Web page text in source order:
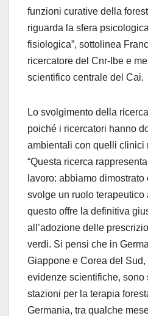
funzioni curative della
riguarda la sfera
fisiologica”, sottolinea
ricercatore del Cnr-Ibe e
scientifico centrale del Cai.
Lo svolgimento della
poiché i ricercatori hanno
ambientali con quelli clinici
“Questa ricerca
lavoro: abbiamo dimostrato
svolge un ruolo terapeutico
questo offre la definitiva
all’adozione delle
verdi. Si pensi che in
Giappone e Corea del
evidenze scientifiche, sono
stazioni per la terapia
Germania, tra qualche